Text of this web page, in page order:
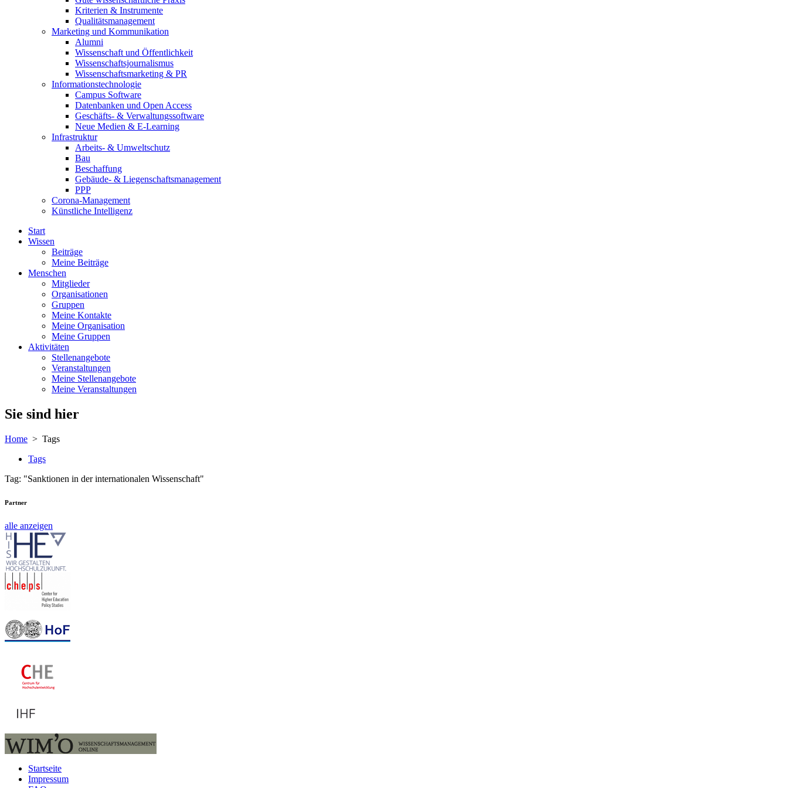
Kriterien & Instrumente
Qualitätsmanagement
Marketing und Kommunikation
Alumni
Wissenschaft und Öffentlichkeit
Wissenschaftsjournalismus
Wissenschaftsmarketing & PR
Informationstechnologie
Campus Software
Datenbanken und Open Access
Geschäfts- & Verwaltungssoftware
Neue Medien & E-Learning
Infrastruktur
Arbeits- & Umweltschutz
Bau
Beschaffung
Gebäude- & Liegenschaftsmanagement
PPP
Corona-Management
Künstliche Intelligenz
Start
Wissen
Beiträge
Meine Beiträge
Menschen
Mitglieder
Organisationen
Gruppen
Meine Kontakte
Meine Organisation
Meine Gruppen
Aktivitäten
Stellenangebote
Veranstaltungen
Meine Stellenangebote
Meine Veranstaltungen
Sie sind hier
Home > Tags
Tags
Tag: "Sanktionen in der internationalen Wissenschaft"
Partner
alle anzeigen
Startseite
Impressum